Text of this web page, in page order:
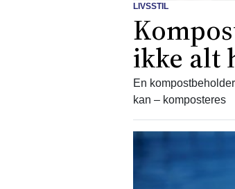
LIVSSTIL
ikke alt
En
kan – komposteres